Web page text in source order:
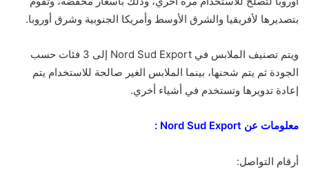
بتصديرها لأفريقيا والشرق الأوسط وأمريكا الجنوبية وشرق أوروبا.
ويتم تصنيف الملابس في Nord Sud Export إلى 3 فئات حسب
الجودة ثم يتم شحنها، بينما الملابس الغير صالحة للاستخدام يتم
إعادة تدويرها وتستخدم في أشياء أخري.
معلومات عن Nord Sud Export :
أرقام التواصل: